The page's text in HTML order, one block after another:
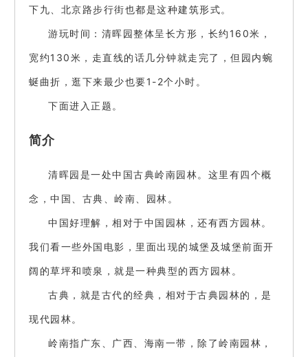
下九、北京路步行街也都是这种建筑形式。
游玩时间：清晖园整体呈长方形，长约160米，
宽约130米，走直线的话几分钟就走完了，但园内蜿
蜒曲折，逛下来最少也要1-2个小时。
下面进入正题。
简介
清晖园是一处中国古典岭南园林。这里有四个概
念，中国、古典、岭南、园林。
中国好理解，相对于中国园林，还有西方园林。
我们看一些外国电影，里面出现的城堡及城堡前面开
阔的草坪和喷泉，就是一种典型的西方园林。
古典，就是古代的经典，相对于古典园林的，是
现代园林。
岭南指广东、广西、海南一带，除了岭南园林，